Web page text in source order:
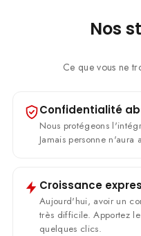
Nos
Ce que vous ne
Confidentialité
Nous protégeons
Jamais personne n'aura
Croissance
Aujourd'hui, avoir un
très difficile. Apportez
quelques clics.